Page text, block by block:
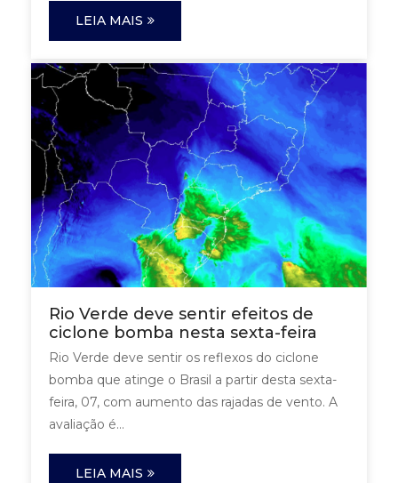
LEIA MAIS
Rio Verde deve sentir efeitos de
ciclone bomba nesta sexta-feira
Rio Verde deve sentir os reflexos do ciclone
bomba que atinge o Brasil a partir desta sexta-
feira, 07, com aumento das rajadas de vento. A
avaliação é...
LEIA MAIS